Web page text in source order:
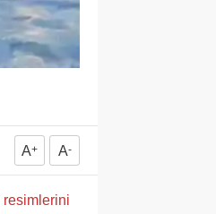
A+ A-
resimlerini